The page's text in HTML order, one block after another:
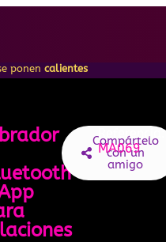
ponen calientes
Compártelo
con un
amigo
Referencia:
MA069